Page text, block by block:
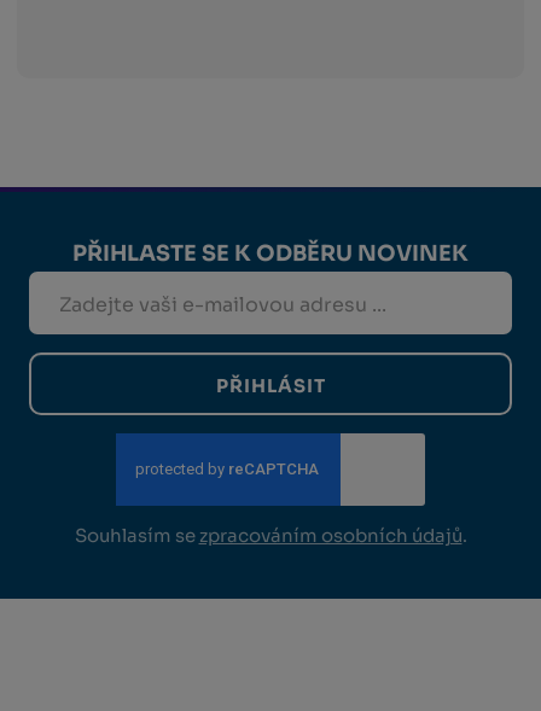
PŘIHLASTE SE K ODBĚRU NOVINEK
PŘIHLÁSIT
Souhlasím se zpracováním osobních údajů.